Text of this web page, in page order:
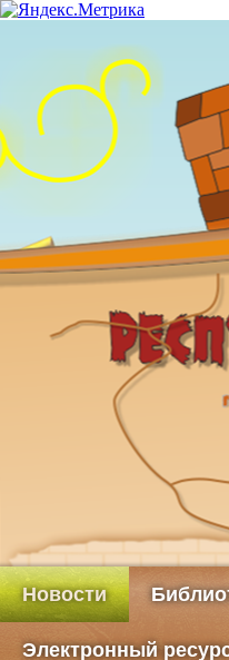
Новости
Электронный